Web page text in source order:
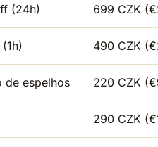
(24h) 699 CZK
490 CZK
de espelhos 220 CZK
290 CZK